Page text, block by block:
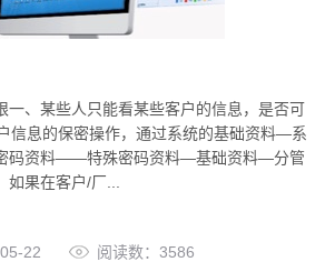
一、某些人只能看某些客户的信息，是否可
信息的保密操作，通过系统的基础资料—系
码资料——特殊密码资料—基础资料—分管
果在客户/厂...
22 阅读数：3586